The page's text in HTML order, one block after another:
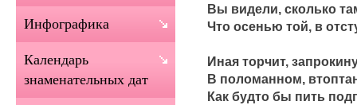
Вы видели, сколько
Что осенью той, в
Иная торчит,
В поломанном,
Как будто бы пить
Инфографика
Календарь
знаменательных дат